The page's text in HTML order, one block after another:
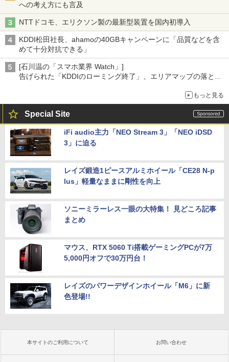
への考え方にも言及
NTTドコモ、エリクソン製の最新型装置を国内初導入
KDDI松田社長、ahamoの40GBキャンペーンに「品質などを含
めて十分対抗できる」
[石川温の「スマホ業界 Watch」]
告げられた「KDDIのローミング終了」、エリアマップの落とし
もっと見る
Special Site
iFi audio主力「NEO Stream 3」「NEO iDSD
3」に迫る
レイズ鍛造1ピースアルミホイール「CE28 N-p
lus」軽量なままに剛性を向上
ソニーミラーレス一眼の大特集！ 見どころ記事
まとめ
マウス、RTX 5060 Ti搭載ゲーミングPCが7万
5,000円オフで30万円台！
レイズのパワーデザインホイール「M6」に新
色登場!!
本サイトのご利用について お問い合わせ